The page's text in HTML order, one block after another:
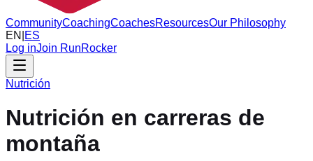
CommunityCoachingCoachesResourcesOur Philosophy
EN ES
Log inJoin RunRocker
Nutrición
Nutrición en carreras de
montaña